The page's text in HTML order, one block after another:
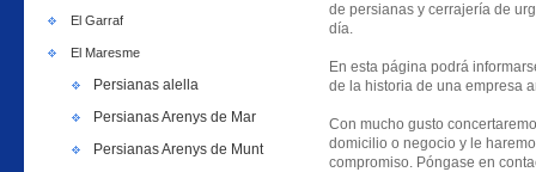
El Garraf
El Maresme
Persianas alella
Persianas Arenys de Mar
Persianas Arenys de Munt
de persianas y cerrajería de
día.
En esta página podrá
de la historia de una empresa
Con mucho gusto
domicilio o negocio y le
compromiso. Póngase en